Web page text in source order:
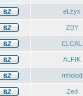
eLzyx
ZBY
ELCAL
ALFIK
mholod
Zed